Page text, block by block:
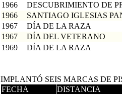
1966
DESCUBRIMIENTO DE
1966
SANTIAGO IGLESIAS
1967
DÍA DE LA RAZA
1967
DÍA DEL VETERANO
1969
DÍA DE LA RAZA
IMPLANTÓ SEIS MARCAS DE
FECHA
DISTANCIA